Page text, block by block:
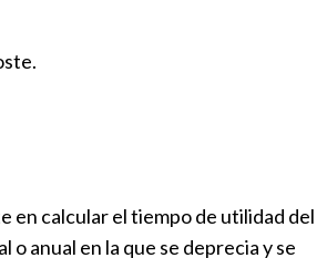
en calcular el tiempo de utilidad del
o anual en la que se deprecia y se